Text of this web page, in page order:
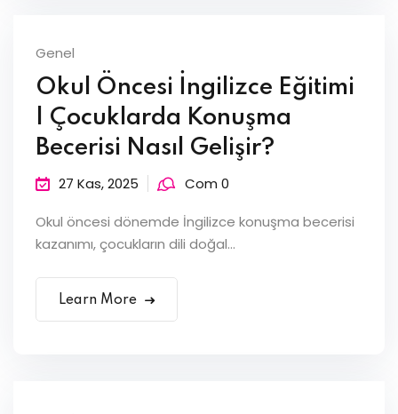
Genel
Okul Öncesi İngilizce Eğitimi
| Çocuklarda Konuşma
Becerisi Nasıl Gelişir?
27 Kas, 2025 Com 0
Okul öncesi dönemde İngilizce konuşma becerisi
kazanımı, çocukların dili doğal...
Learn More